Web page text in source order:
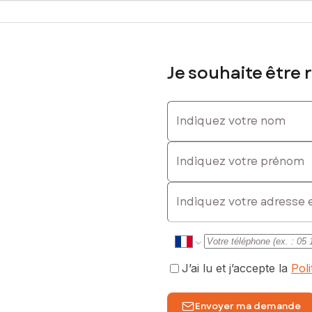
Je souhaite être
Indiquez votre nom
Indiquez votre prénom
E-mail
J’ai lu et j’accepte la
Envoyer ma demande